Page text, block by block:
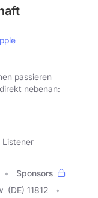
passieren
nebenan:
Listener
Sponsors
(DE) 11812